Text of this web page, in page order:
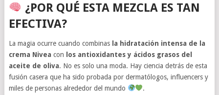
¿POR QUÉ ESTA MEZCLA ES TAN
EFECTIVA?
La magia ocurre cuando combinas la hidratación intensa de la
crema Nivea con
los antioxidantes y ácidos grasos del
aceite de oliva. No es solo una moda. Hay ciencia detrás de esta
fusión casera que ha sido probada por dermatólogos, influencers y
miles de personas alrededor del mundo
.